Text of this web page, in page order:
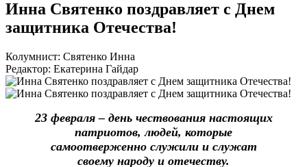
Инна Святенко поздравляет с Днем
защитника Отечества!
Колумнист: Святенко Инна
Редактор: Екатерина Гайдар
23 февраля – день чествования настоящих
патриотов, людей, которые
самоотверженно служили и служат
своему народу и отечеству.